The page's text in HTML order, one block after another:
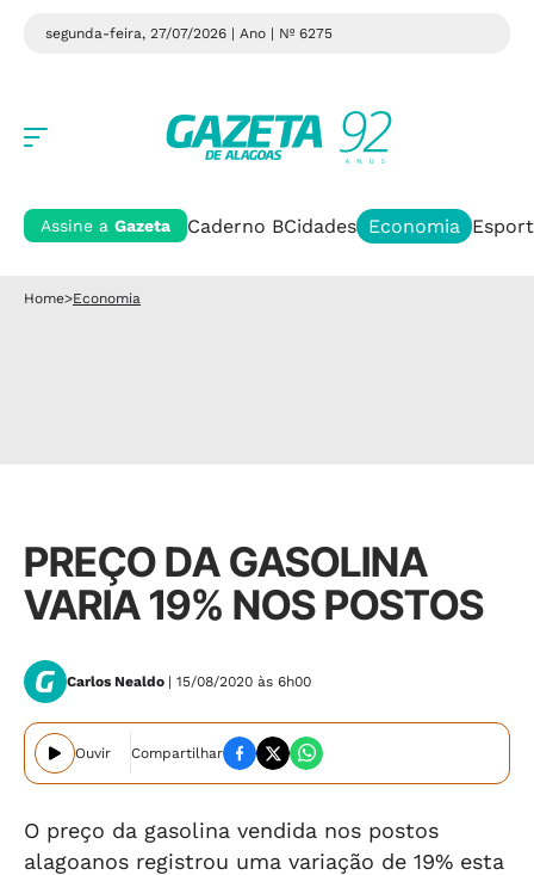
segunda-feira, 27/07/2026 | Ano | Nº 6275
Assine a Gazeta Caderno BCidades Economia
Home>Economia
PREÇO DA GASOLINA
VARIA 19% NOS POSTOS
Carlos Nealdo | 15/08/2020 às 6h00
Ouvir Compartilhar
O preço da gasolina vendida nos postos
alagoanos registrou uma variação de 19% esta